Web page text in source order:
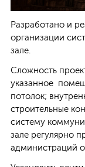
Заявка
Разработано и
организации
зале.
Сложность
указанное
потолок;
строительные
систему
зале регулярно
администраций